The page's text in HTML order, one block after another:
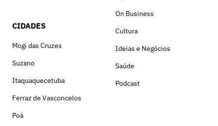
CIDADES
Mogi das Cruzes
Suzano
Itaquaquecetuba
Ferraz de Vasconcelos
Poá
On Business
Cultura
Ideias e Negócios
Saúde
Podcast